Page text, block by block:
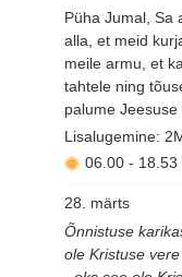
Püha Jumal, Sa
alla, et meid
meile armu, et
tahtele ning
palume Jeesuse
Lisalugemine:
06.00 - 18.53
28. märts
Õnnistuse
ole Kristuse